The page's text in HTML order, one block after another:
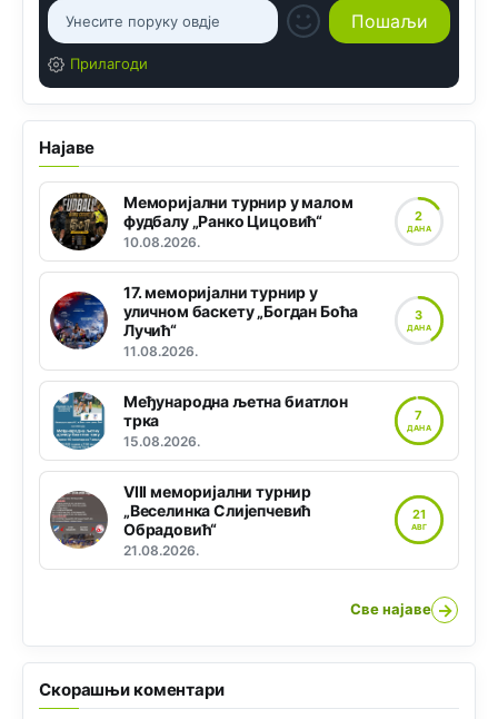
Прилагоди
Најаве
Меморијални турнир у малом
фудбалу „Ранко Цицовић“
10.08.2026.
2
ДАНА
17. меморијални турнир у
уличном баскету „Богдан Боћа
Лучић“
11.08.2026.
3
ДАНА
Међународна љетна биатлон
трка
15.08.2026.
7
ДАНА
VIII меморијални турнир
„Веселинка Слијепчевић
Обрадовић“
21.08.2026.
21
АВГ
Све најаве →
Скорашњи коментари